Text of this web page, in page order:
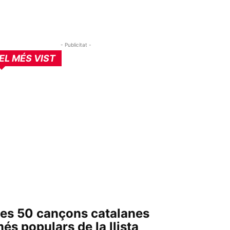
- Publicitat -
MÉS VIST
50 cançons catalanes
populars de la llista